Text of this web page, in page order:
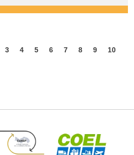
3 4 5 6 7 8 9
10